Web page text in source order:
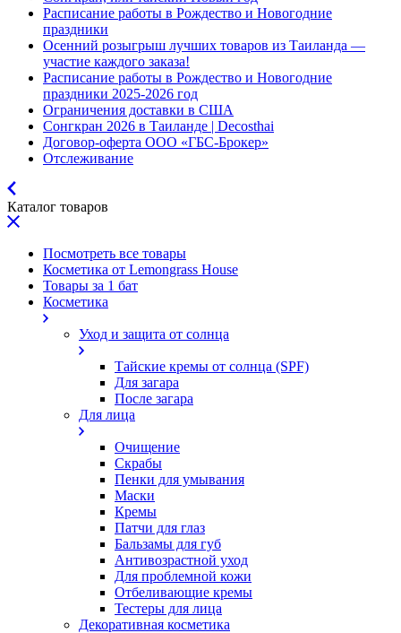
Расписание работы в Рождество и Новогодние
праздники
Осенний розыгрыш лучших товаров из Таиланда —
участие каждого заказа!
Расписание работы в Рождество и Новогодние
праздники 2025-2026 год
Ограничения доставки в США
Сонгкран 2026 в Таиланде | Decosthai
Договор-оферта ООО «ГБС-Брокер»
Отслеживание
Каталог товаров
Посмотреть все товары
Косметика от Lemongrass House
Товары за 1 бат
Косметика
Уход и защита от солнца
Тайские кремы от солнца (SPF)
Для загара
После загара
Для лица
Очищение
Скрабы
Пенки для умывания
Маски
Кремы
Патчи для глаз
Бальзамы для губ
Антивозрастной уход
Для проблемной кожи
Oтбеливающие кремы
Тестеры для лица
Декоративная косметика